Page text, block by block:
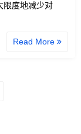
限度地减少对
Read More